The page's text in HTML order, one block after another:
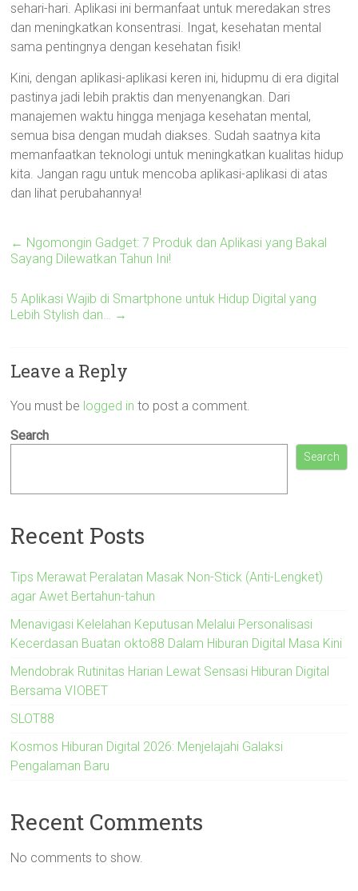
sehari-hari. Aplikasi ini bermanfaat untuk meredakan stres
dan meningkatkan konsentrasi. Ingat, kesehatan mental
sama pentingnya dengan kesehatan fisik!
Kini, dengan aplikasi-aplikasi keren ini, hidupmu di era digital
pastinya jadi lebih praktis dan menyenangkan. Dari
manajemen waktu hingga menjaga kesehatan mental,
semua bisa dengan mudah diakses. Sudah saatnya kita
memanfaatkan teknologi untuk meningkatkan kualitas hidup
kita. Jangan ragu untuk mencoba aplikasi-aplikasi di atas
dan lihat perubahannya!
← Ngomongin Gadget: 7 Produk dan Aplikasi yang Bakal
Sayang Dilewatkan Tahun Ini!
5 Aplikasi Wajib di Smartphone untuk Hidup Digital yang
Lebih Stylish dan… →
Leave a Reply
You must be logged in to post a comment.
Search
Search
Recent Posts
Tips Merawat Peralatan Masak Non-Stick (Anti-Lengket)
agar Awet Bertahun-tahun
Menavigasi Kelelahan Keputusan Melalui Personalisasi
Kecerdasan Buatan okto88 Dalam Hiburan Digital Masa Kini
Mendobrak Rutinitas Harian Lewat Sensasi Hiburan Digital
Bersama VIOBET
SLOT88
Kosmos Hiburan Digital 2026: Menjelajahi Galaksi
Pengalaman Baru
Recent Comments
No comments to show.